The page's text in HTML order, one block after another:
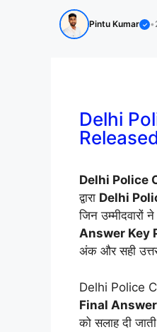
Pintu Kumar ✓ •
Delhi
Delhi Police
द्वारा Delhi
जिन उम्मीदवारों ने
Answer Key
अंक और सही
Delhi Police
Final Answer
को सलाह दी